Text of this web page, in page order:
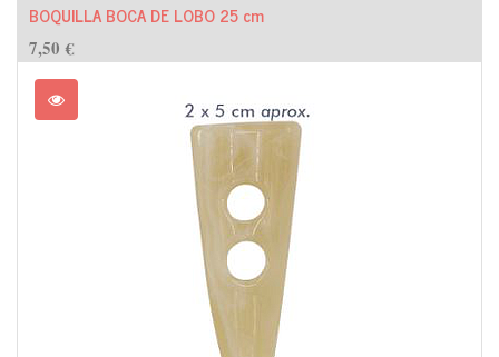
BOQUILLA BOCA DE LOBO 25 cm
7,50 €